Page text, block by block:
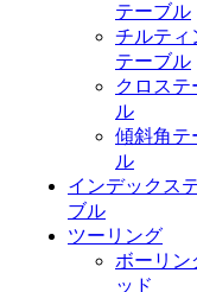
テーブル
チルティ
テーブル
クロステ
ル
傾斜角テ
ル
インデックス
ブル
ツーリング
ボーリン
ッド